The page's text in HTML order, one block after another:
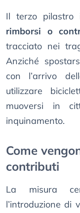
Il terzo pilastro
rimborsi o
tracciato nei
Anziché
con l’arrivo
utilizzare
muoversi in
inquinamento.
Come
contributi
La misura
l’introduzione di